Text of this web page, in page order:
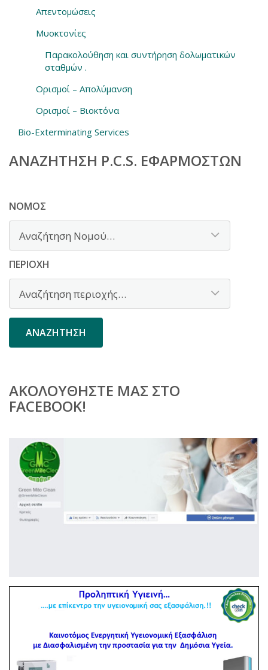
Απεντομώσεις
Μυοκτονίες
Παρακολούθηση και συντήρηση δολωματικών
σταθμών .
Ορισμοί – Απολύμανση
Ορισμοί – Βιοκτόνα
Bio-Exterminating Services
ΑΝΑΖΉΤΗΣΗ P.C.S. ΕΦΑΡΜΟΣΤΏΝ
ΝΟΜΌΣ
ΠΕΡΙΟΧΉ
ΑΚΟΛΟΥΘΉΣΤΕ ΜΑΣ ΣΤΟ
FACEBOOK!